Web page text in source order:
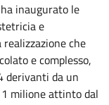
inaugurato le
e
realizzazione che
e complesso,
derivanti da un
milione attinto dal